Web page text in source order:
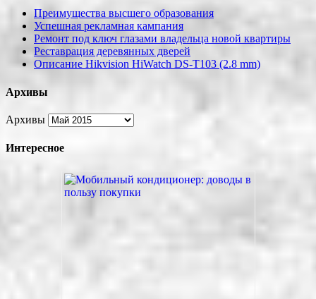
Преимущества высшего образования
Успешная рекламная кампания
Ремонт под ключ глазами владельца новой квартиры
Реставрация деревянных дверей
Описание Hikvision HiWatch DS-T103 (2.8 mm)
Архивы
Архивы
Интересное